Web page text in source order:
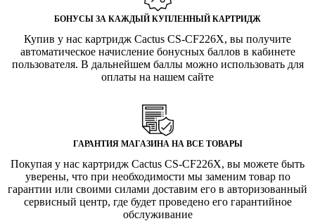
БОНУСЫ ЗА КАЖДЫЙ КУПЛЕННЫЙ КАРТРИДЖ
Купив у нас картридж Cactus CS-CF226X, вы получите
автоматическое начисление бонусных баллов в кабинете
пользователя. В дальнейшем баллы можно использовать для
оплаты на нашем сайте
ГАРАНТИЯ МАГАЗИНА НА ВСЕ ТОВАРЫ
Покупая у нас картридж Cactus CS-CF226X, вы можете быть
уверены, что при необходимости мы заменим товар по
гарантии или своими силами доставим его в авторизованный
сервисный центр, где будет проведено его гарантийное
обслуживание